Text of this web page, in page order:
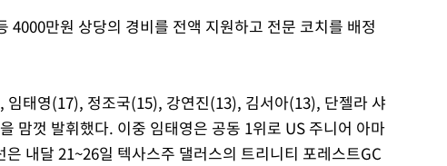
4000만원 상당의 경비를 전액 지원하고 전문 코치를 배정
태영(17), 정조국(15), 강연진(13), 김서아(13), 단젤라 샤
맘껏 발휘했다. 이중 임태영은 공동 1위로 US 주니어 아마
내달 21~26일 텍사스주 댈러스의 트리니티 포레스트GC